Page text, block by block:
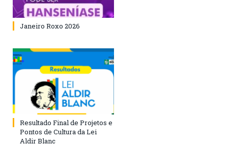
Janeiro Roxo 2026
Resultado Final de Projetos e
Pontos de Cultura da Lei
Aldir Blanc